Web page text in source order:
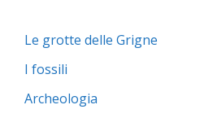
Le grotte delle Grigne
I fossili
Archeologia